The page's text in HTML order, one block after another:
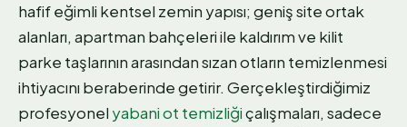
hafif eğimli kentsel zemin yapısı; geniş site ortak
alanları, apartman bahçeleri ile kaldırım ve kilit
parke taşlarının arasından sızan otların temizlenmesi
ihtiyacını beraberinde getirir. Gerçekleştirdiğimiz
profesyonel yabani ot temizliğiçalışmaları, sadece